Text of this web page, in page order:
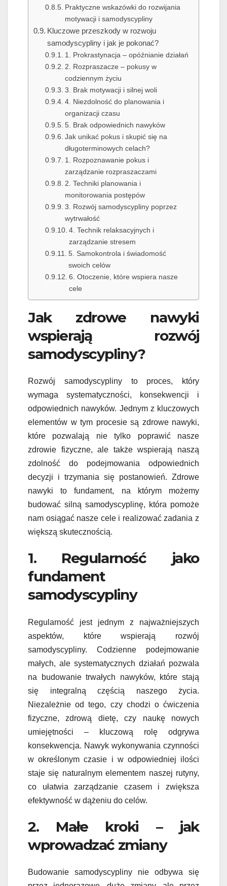
Praktyczne wskazówki do rozwijania
motywacji i samodyscypliny
Kluczowe przeszkody w rozwoju
samodyscypliny i jak je pokonać?
1. Prokrastynacja – opóźnianie działań
2. Rozpraszacze – pokusy w
codziennym życiu
3. Brak motywacji i silnej woli
4. Niezdolność do planowania i
organizacji czasu
5. Brak odpowiednich nawyków
Jak unikać pokus i skupić się na
długoterminowych celach?
1. Rozpoznawanie pokus i
zarządzanie rozpraszaczami
2. Techniki planowania i
monitorowania postępów
3. Rozwój samodyscypliny poprzez
wytrwałość
4. Technik relaksacyjnych i
zarządzanie stresem
5. Samokontrola i świadomość
swoich celów
6. Otoczenie, które wspiera nasze
cele
Jak zdrowe nawyki
wspierają rozwój
samodyscypliny?
Rozwój samodyscypliny to proces, który
wymaga systematyczności, konsekwencji i
odpowiednich nawyków. Jednym z kluczowych
elementów w tym procesie są zdrowe nawyki,
które pozwalają nie tylko poprawić nasze
zdrowie fizyczne, ale także wspierają naszą
zdolność do podejmowania odpowiednich
decyzji i trzymania się postanowień. Zdrowe
nawyki to fundament, na którym możemy
budować silną samodyscyplinę, która pomoże
nam osiągać nasze cele i realizować zadania z
większą skutecznością.
1. Regularność jako
fundament
samodyscypliny
Regularność jest jednym z najważniejszych
aspektów, które wspierają rozwój
samodyscypliny. Codzienne podejmowanie
małych, ale systematycznych działań pozwala
na budowanie trwałych nawyków, które stają
się integralną częścią naszego życia.
Niezależnie od tego, czy chodzi o ćwiczenia
fizyczne, zdrową dietę, czy naukę nowych
umiejętności – kluczową rolę odgrywa
konsekwencja. Nawyk wykonywania czynności
w określonym czasie i w odpowiedniej ilości
staje się naturalnym elementem naszej rutyny,
co ułatwia zarządzanie czasem i zwiększa
efektywność w dążeniu do celów.
2. Małe kroki – jak
wprowadzać zmiany
Budowanie samodyscypliny nie odbywa się